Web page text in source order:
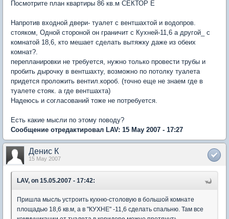
Посмотрите план квартиры 86 кв.м СЕКТОР Е
Напротив входной двери- туалет с вентшахтой и водопров.
стояком, Одной стороной он граничит с Кухней-11,6 а другой_ с
комнатой 18,6, кто мешает сделать вытяжку даже из обеих
комнат?.
перепланировки не требуется, нужно только провести трубы и
пробить дырочку в вентшахту, возможно по потолку туалета
придется проложить вентил.короб. (точно еще не знаем где в
туалете стояк. а где вентшахта)
Надеюсь и согласований тоже не потребуется.
Есть какие мысли по этому поводу?
Сообщение отредактировал LAV: 15 May 2007 - 17:27
Денис К
15 May 2007
LAV, on 15.05.2007 - 17:42:
Пришла мысль устроить кухню-столовую в большой комнате
площадью 18,6 кв.м, а в "КУХНЕ" -11,6 сделать спальню. Там все